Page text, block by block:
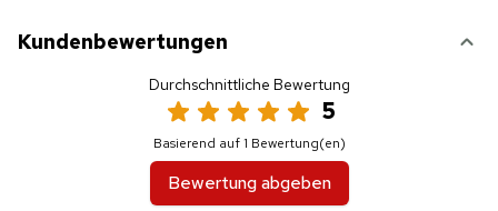
Kundenbewertungen
Durchschnittliche Bewertung
5
Basierend auf 1 Bewertung(en)
Bewertung abgeben